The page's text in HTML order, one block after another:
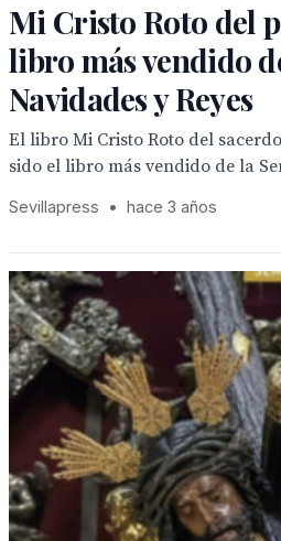
Mi Cristo Roto del
libro más vendido
Navidades y Reyes
El libro Mi Cristo Roto del
sido el libro más vendido de la
Sevillapress • hace 3 años